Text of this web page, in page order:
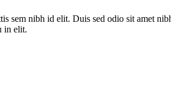
sem nibh id elit. Duis sed odio sit amet
in elit.